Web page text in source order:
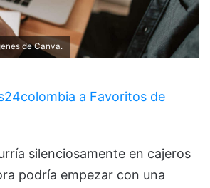
de Canva.
a Favoritos de
silenciosamente en cajeros
podría empezar con una